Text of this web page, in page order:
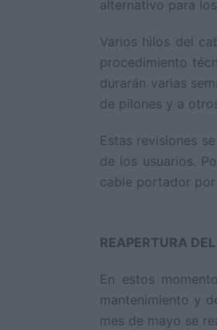
alternativo para los
Varios hilos del
procedimiento
durarán varias
de pilones y a
Estas revisiones
de los usuarios.
cable portador por
REAPERTURA
En estos
mantenimiento y
mes de mayo se